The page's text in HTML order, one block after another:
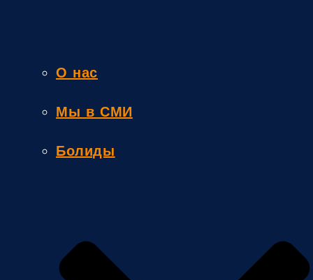
О нас
Мы в СМИ
Болиды